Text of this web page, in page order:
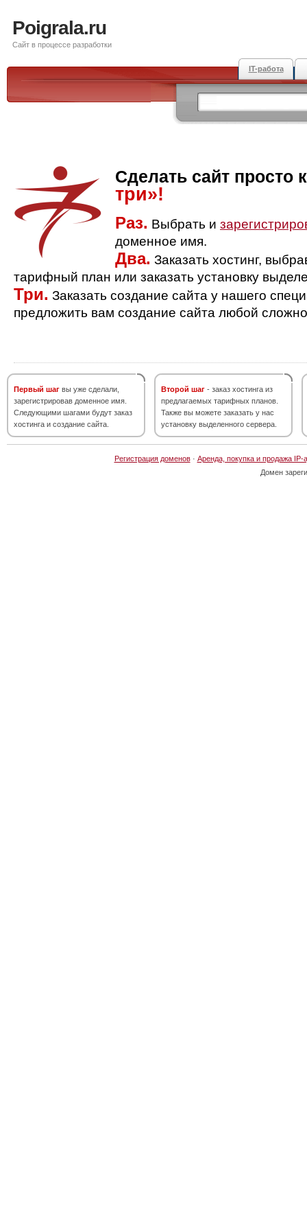
Poigrala.ru
Сайт в процессе разработки
IT-работа
Сделать сайт просто
три»!
Раз. Выбрать и
доменное имя.
Два. Заказать хостинг,
тарифный план или заказать установку
Три. Заказать создание сайта у нашего
предложить вам создание сайта любой
Первый шаг вы уже сделали,
зарегистрировав доменное имя.
Следующими шагами будут заказ
хостинга и создание сайта.
Второй шаг - заказ хостинга из
предлагаемых тарифных планов.
Также вы можете заказать у нас
установку выделенного сервера.
Регистрация доменов· Аренда, покупка и продажа IP-
Домен